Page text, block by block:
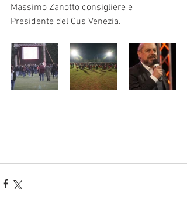
Massimo Zanotto consigliere e
Presidente del Cus Venezia.